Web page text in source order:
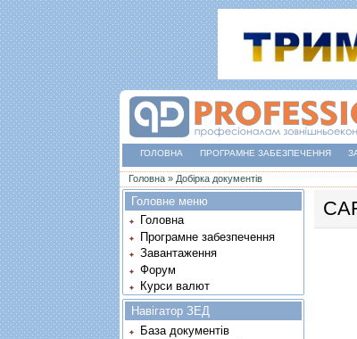
ГОЛОВНА ПРОГРАМНЕ ЗАБЕЗПЕЧЕННЯ
Ви є тут
Головна » Добірка документів
Головне меню
Головна
Програмне забезпечення
Завантаження
Форум
Курси валют
Навігатор ЗЕД
База документів